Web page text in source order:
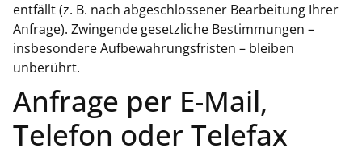
entfällt (z. B. nach abgeschlossener Bearbeitung Ihrer
Anfrage). Zwingende gesetzliche Bestimmungen –
insbesondere Aufbewahrungsfristen – bleiben
unberührt.
Anfrage per E-Mail,
Telefon oder Telefax